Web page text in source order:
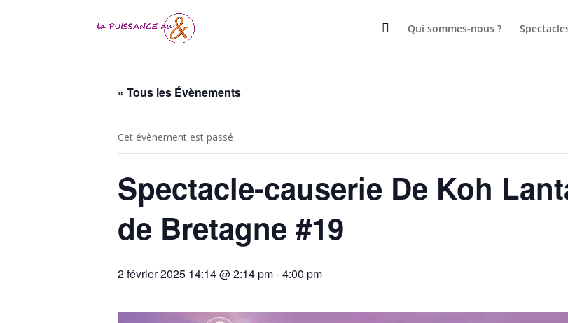
 Qui sommes-nous ?
« Tous les Évènements
Cet évènement est passé
Spectacle-causerie De Koh
de Bretagne #19
2 février 2025 14:14 @ 2:14 pm-4:00 pm